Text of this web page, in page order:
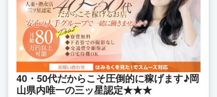
40・50代だからこそ圧倒的に稼げます♪岡
山県内唯一の三ッ星認定★★★